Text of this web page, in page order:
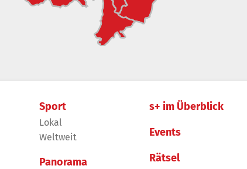
Sport
Lokal
Weltweit
Panorama
s+ im Überblick
Events
Rätsel